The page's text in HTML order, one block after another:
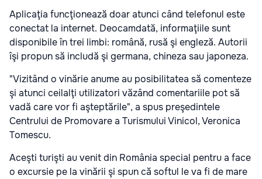
Aplicaţia funcţionează doar atunci când telefonul este
conectat la internet. Deocamdată, informaţiile sunt
disponibile în trei limbi: română, rusă şi engleză. Autorii
îşi propun să includă şi germana, chineza sau japoneza.
"Vizitând o vinărie anume au posibilitatea să comenteze
şi atunci ceilalţi utilizatori văzând comentariile pot să
vadă care vor fi aşteptările", a spus preşedintele
Centrului de Promovare a Turismului Vinicol, Veronica
Tomescu.
Aceşti turişti au venit din România special pentru a face
o excursie pe la vinării şi spun că softul le va fi de mare